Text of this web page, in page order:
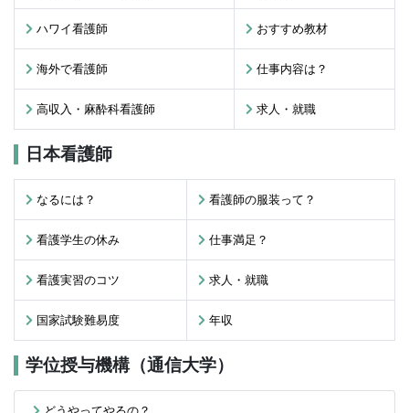
ハワイ看護師 おすすめ教材
海外で看護師 仕事内容は？
高収入・麻酔科看護師 求人・就職
日本看護師
なるには？ 看護師の服装って？
看護学生の休み 仕事満足？
看護実習のコツ 求人・就職
国家試験難易度 年収
学位授与機構（通信大学）